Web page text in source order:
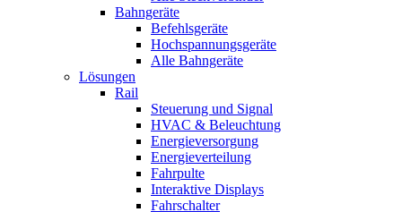
Bahngeräte
Befehlsgeräte
Hochspannungsgeräte
Alle Bahngeräte
Lösungen
Rail
Steuerung und Signal
HVAC & Beleuchtung
Energieversorgung
Energieverteilung
Fahrpulte
Interaktive Displays
Fahrschalter